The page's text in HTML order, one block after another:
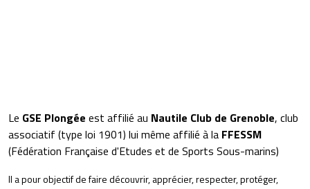
Le GSE Plongée est affilié au Nautile Club de Grenoble, club
associatif (type loi 1901) lui même affilié à la FFESSM
(Fédération Française d'Etudes et de Sports Sous-marins)
Il a pour objectif de faire découvrir, apprécier, respecter, protéger,